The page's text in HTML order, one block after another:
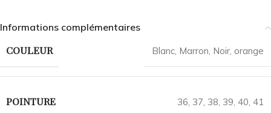
Informations complémentaires
COULEUR Blanc, Marron, Noir, orange
POINTURE 36, 37, 38, 39, 40, 41